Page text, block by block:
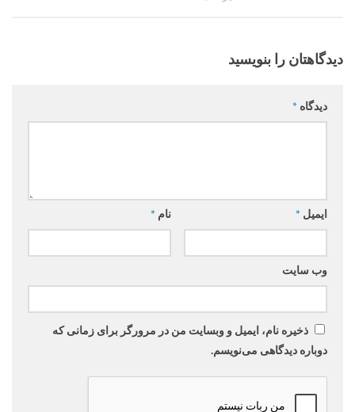
دیدگاهتان را بنویسید
دیدگاه *
نام * ایمیل *
وب‌ سایت
ذخیره نام، ایمیل و وبسایت من در مرورگر برای زمانی که
دوباره دیدگاهی می‌نویسم.